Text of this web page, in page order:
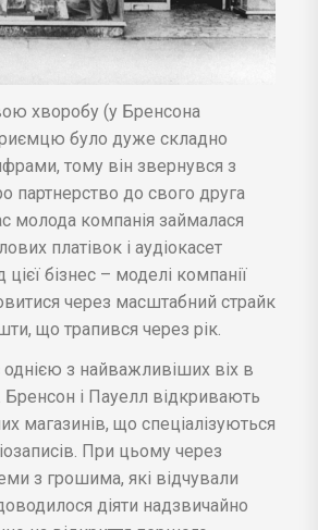
хворобу (у Бренсона
було дуже складно
тому він звернувся з
партнерство до свого друга
молода компанія займалася
платівок і аудіокасет
бізнес – моделі компанії
через масштабний страйк
що трапився через рік.
з найважливіших віх в
Бренсон і Пауелл відкривають
магазинів, що спеціалізуються
При цьому через
з грошима, які відчували
діяти надзвичайно